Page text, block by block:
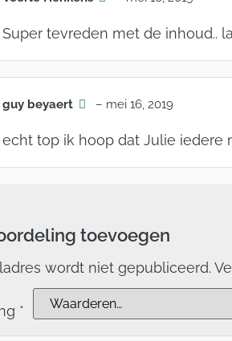
Super tevreden met de inhoud..
guy beyaert – mei 16, 2019
echt top ik hoop dat Julie iedere
toevoegen
wordt niet gepubliceerd.
*